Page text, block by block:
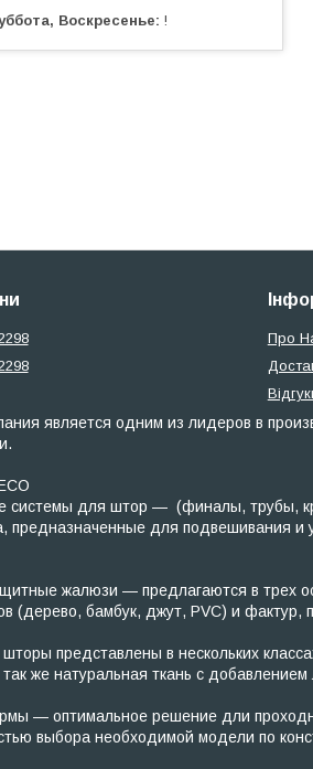
Воскресенье
!
Про
является одним из лидеров в
системы для штор — (финалы, трубы,
предназначенные для подвешивания и
жалюзи — предлагаются в трех
(дерево, бамбук, джут, PVC) и
представлены в нескольких
так же натуральная ткань с добавлением
— оптимальное решение дли
выбора необходимой модели по